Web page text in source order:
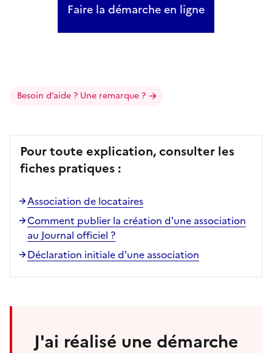
Faire la démarche en ligne
Besoin d’aide ? Une remarque ?
Pour toute explication, consulter les
fiches pratiques :
Association de locataires
Comment publier la création d'une association
au Journal officiel ?
Déclaration initiale d'une association
J'ai réalisé une démarche